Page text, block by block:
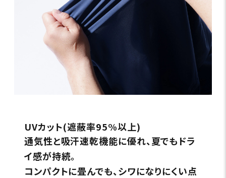
UVカット(遮蔽率95%以上)
通気性と吸汗速乾機能に優れ、夏でもドラ
イ感が持続。
コンパクトに畳んでも、シワになりにくい点